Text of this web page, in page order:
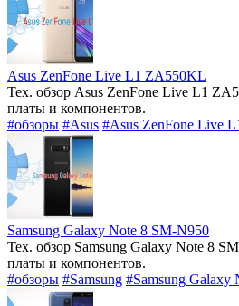
Asus ZenFone Live L1 ZA550KL
Тех. обзор Asus ZenFone Live L1
платы и компонентов.
#обзоры #Asus #Asus ZenFone Live
Samsung Galaxy Note 8 SM-N950
Тех. обзор Samsung Galaxy Note 8
платы и компонентов.
#обзоры #Samsung #Samsung Galaxy